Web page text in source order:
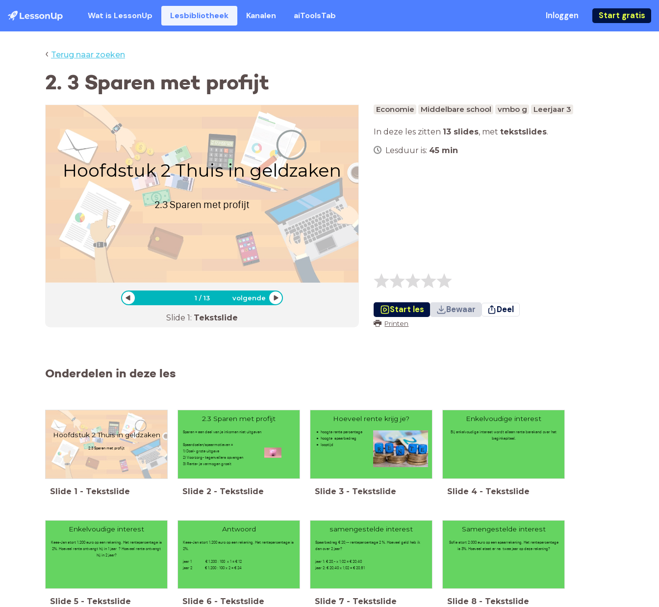
Wat is LessonUp Lesbibliotheek Kanalen aiToolsTab Inloggen Start gratis
‹ Terug naar zoeken
2. 3 Sparen met profijt
Hoofdstuk 2 Thuis in geldzaken
2.3 Sparen met profijt
1 /13 volgende
Slide 1: Tekstslide
Economie Middelbare school vmbo g Leerjaar 3
In deze les zitten 13 slides, met tekstslides.
Lesduur is: 45 min
Start les Bewaar Deel
Printen
Onderdelen in deze les
Hoofdstuk 2 Thuis in geldzaken
2.3 Sparen met profijt
Slide 1 - Tekstslide
2.3 Sparen met profijt
Sparen = een deel van je inkomen niet uitgeven
Spaardoelen/spaarmotieven =
1) Doel- grote uitgave
2) Voorzorg- tegenvallers opvangen
3) Rente- je vermogen groeit
Slide 2 - Tekstslide
Hoeveel rente krijg je?
hoogte rente percentage
hoogte spaarbedrag
looptijd
Slide 3 - Tekstslide
Enkelvoudige interest
Bij enkelvoudige interest wordt alleen rente berekend over het
beginkapitaal.
Slide 4 - Tekstslide
Enkelvoudige interest
Kees-Jan stort 1.200 euro op een rekening. Het rentepercentage is
2%. Hoeveel rente ontvangt hij in 1 jaar ? Hoeveel rente ontvangt
hij in 2 jaar?
Slide 5 - Tekstslide
Antwoord
Kees-Jan stort 1.200 euro op een rekening. Het rentepercentage is
2%.
jaar 1 € 1.200 : 100 x 1 = € 12
jaar 2 € 1.200 : 100 x 2 = € 24
Slide 6 - Tekstslide
samengestelde interest
Spaarbedrag € 20,-- rentepercentage 2 %. Hoeveel geld heb ik
dan over 2 jaar?
jaar 1: € 20,- x 1,02 = € 20,40
jaar 2: € 20,40 x 1,02 = € 20,81
Slide 7 - Tekstslide
Samengestelde interest
Sofie stort 2.000 euro op een spaarrekening. Het rentepercentage
is 3%. Hoeveel staat er na twee jaar op deze rekening?
Slide 8 - Tekstslide